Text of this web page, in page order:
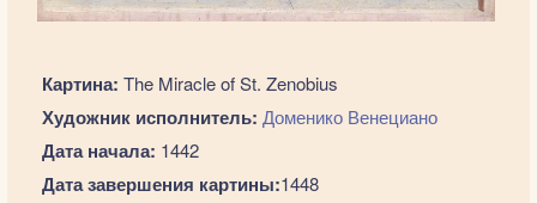
Картина: The Miracle of St. Zenobius
Художник исполнитель: Доменико Венециано
Дата начала: 1442
Дата завершения картины:1448